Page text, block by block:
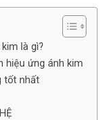
là gì?
hiệu ứng ánh kim
tốt nhất